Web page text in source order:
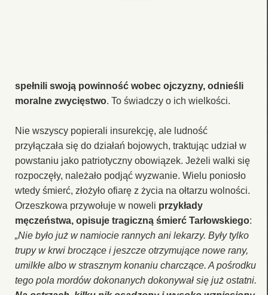
spełnili swoją powinność wobec ojczyzny, odnieśli
moralne zwycięstwo. To świadczy o ich wielkości.
Nie wszyscy popierali insurekcję, ale ludność
przyłączała się do działań bojowych, traktując udział w
powstaniu jako patriotyczny obowiązek. Jeżeli walki się
rozpoczęły, należało podjąć wyzwanie. Wielu poniosło
wtedy śmierć, złożyło ofiarę z życia na ołtarzu wolności.
Orzeszkowa przywołuje w noweli przykłady
męczeństwa, opisuje tragiczną śmierć Tarłowskiego:
„Nie było już w namiocie rannych ani lekarzy. Były tylko
trupy w krwi broczące i jeszcze otrzymujące nowe rany,
umilkłe albo w strasznym konaniu charczące. A pośrodku
tego pola mordów dokonanych dokonywał się już ostatni.